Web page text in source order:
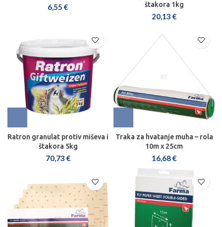
6,55 €
štakora 1kg
20,13 €
Ratron granulat protiv miševa i
štakora 5kg
70,73 €
Traka za hvatanje muha – rola
10m x 25cm
16,68€